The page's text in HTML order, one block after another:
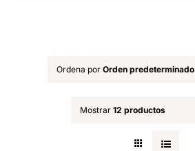
CategoríasOrdena por Orden predeterminado
Mostrar 12 productos